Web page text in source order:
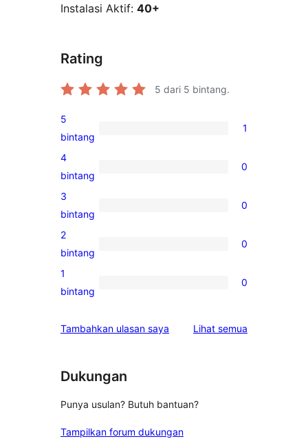
Instalasi Aktif: 40+
Rating
5 dari 5 bintang.
1
ulasan
5-
5
bintang
1
0
ulasan
4-
4
bintang
0
0
ulasan
3-
3
bintang
0
0
ulasan
2-
2
bintang
0
0
1-
1
bintang
0
Tambahkan ulasan saya Lihat semua
Dukungan
Punya usulan? Butuh bantuan?
Tampilkan forum dukungan